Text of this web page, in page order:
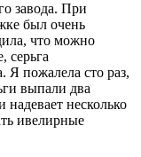
завода. При
был очень
что можно
серьга
Я пожалела сто раз,
выпали два
несколько
ивелирные